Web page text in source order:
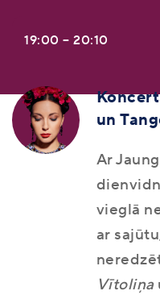
19:00 – 20:10
un
Ar
vieglā
ar
Vītoliņa